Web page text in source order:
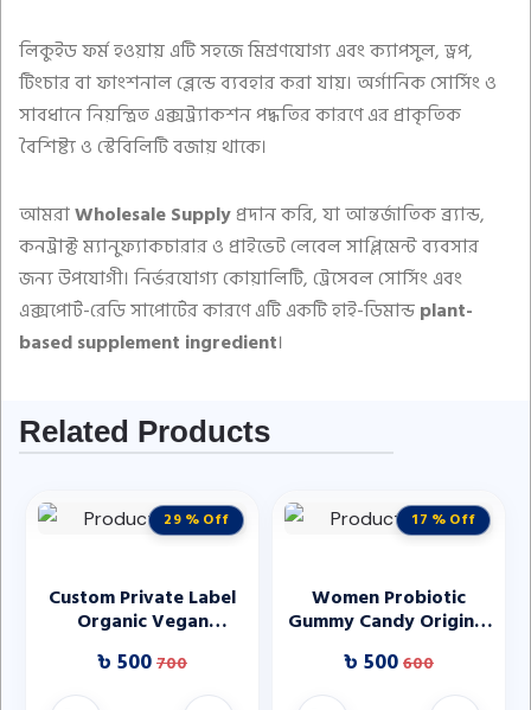
লিকুইড ফর্ম হওয়ায় এটি সহজে মিশ্রণযোগ্য এবং ক্যাপসুল, ড্রপ,
টিংচার বা ফাংশনাল ব্লেন্ডে ব্যবহার করা যায়। অর্গানিক সোর্সিং ও
সাবধানে নিয়ন্ত্রিত এক্সট্র্যাকশন পদ্ধতির কারণে এর প্রাকৃতিক
বৈশিষ্ট্য ও স্টেবিলিটি বজায় থাকে।
আমরাWholesale Supplyপ্রদান করি, যা আন্তর্জাতিক ব্র্যান্ড,
কনট্রাক্ট ম্যানুফ্যাকচারার ও প্রাইভেট লেবেল সাপ্লিমেন্ট ব্যবসার
জন্য উপযোগী। নির্ভরযোগ্য কোয়ালিটি, ট্রেসেবল সোর্সিং এবং
এক্সপোর্ট-রেডি সাপোর্টের কারণে এটি একটি হাই-ডিমান্ডplant-
based supplement ingredient।
Related Products
29 % Off
Custom Private Label
Organic Vegan
Clear Fruit Wholesale
Sugar Body Scrub
৳ 500700
17 % Off
Women Probiotic
Gummy Candy Original
Prebiotic Vaginal
Urinary Health PH
৳ 500600